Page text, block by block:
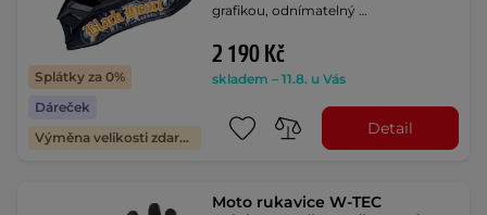
Splátky za 0%
Dáreček
Výměna velikosti zdarma
grafikou, odnímatelný …
2 190 Kč
skladem – 11.8. u Vás
Detail
Moto rukavice W-TEC